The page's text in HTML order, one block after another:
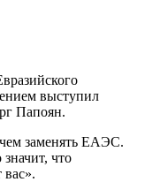
выступил
Папоян.
заменять ЕАЭС.
что
вас».